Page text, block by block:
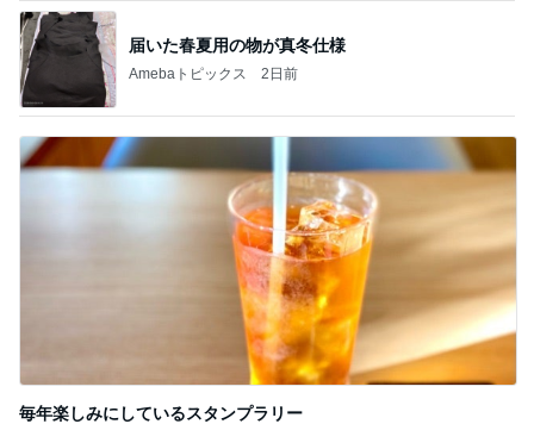
届いた春夏用の物が真冬仕様
Amebaトピックス 2日前
毎年楽しみにしているスタンプラリー